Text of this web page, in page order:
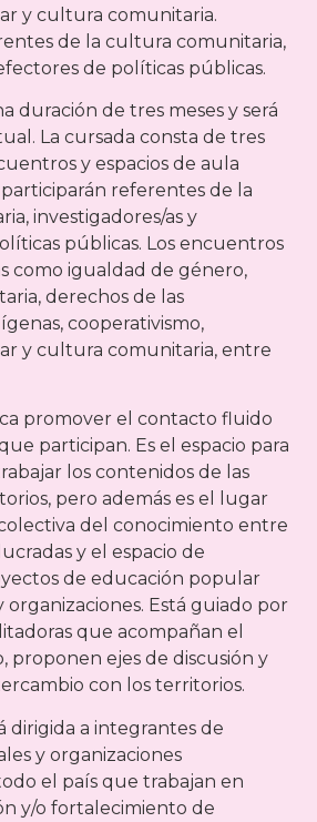
y cultura comunitaria.
de la cultura comunitaria,
de políticas públicas.
duración de tres meses y será
La cursada consta de tres
y espacios de aula
referentes de la
investigadores/as y
públicas. Los encuentros
como igualdad de género,
derechos de las
cooperativismo,
y cultura comunitaria, entre
promover el contacto fluido
participan. Es el espacio para
los contenidos de las
pero además es el lugar
del conocimiento entre
y el espacio de
de educación popular
Está guiado por
que acompañan el
proponen ejes de discusión y
con los territorios.
dirigida a integrantes de
y organizaciones
el país que trabajan en
y/o fortalecimiento de